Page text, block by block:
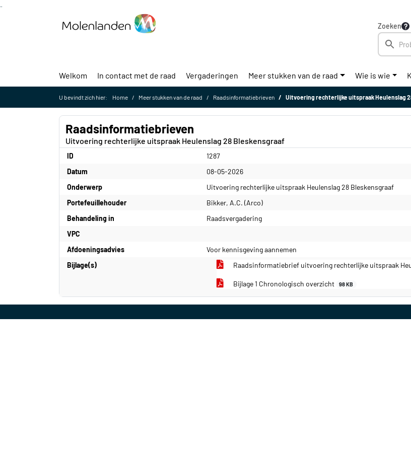
Zoeken
Welkom In contact met de raad Vergaderingen Meer stukken van de raad Wie is wie
U bevindt zich hier: Home Meer stukken van de raad Raadsinformatiebrieven Uitvoering rechterlijke uitspraak Heulenslag
Raadsinformatiebrieven
Uitvoering rechterlijke uitspraak Heulenslag 28 Bleskensgraaf
ID
1287
Datum
08-05-2026
Onderwerp
Uitvoering rechterlijke uitspraak Heulenslag 28 Bleskensgraaf
Portefeuillehouder
Bikker, A.C. (Arco)
Behandeling in
Raadsvergadering
VPC
Afdoeningsadvies
Voor kennisgeving aannemen
Bijlage(s)
Raadsinformatiebrief uitvoering rechterlijke uitspraak
Bijlage 1 Chronologisch overzicht 98 KB